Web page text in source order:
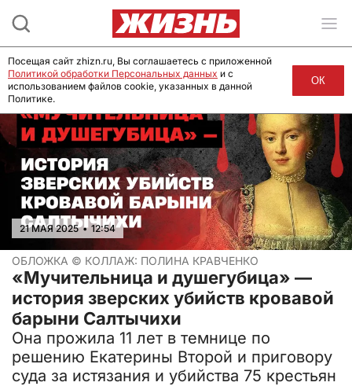
21 МАЯ 2025 • 12:54
ОБЛОЖКА © КОЛЛАЖ: ПОЛИНА КРАВЧЕНКО
«Мучительница и душегубица» —
история зверских убийств кровавой
барыни Салтычихи
Она прожила 11 лет в темнице по
решению Екатерины Второй и приговору
суда за истязания и убийства 75 крестьян
Посещая сайт zhizn.ru, Вы соглашаетесь с приложенной
Политикой обработки Персональных данных и с
использованием файлов cookie, указанных в данной
Политике.
ОК